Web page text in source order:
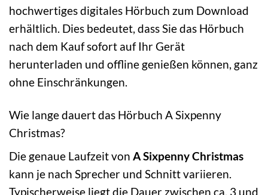
hochwertiges digitales Hörbuch zum Download
erhältlich. Dies bedeutet, dass Sie das Hörbuch
nach dem Kauf sofort auf Ihr Gerät
herunterladen und offline genießen können, ganz
ohne Einschränkungen.
Wie lange dauert das Hörbuch A Sixpenny
Christmas?
Die genaue Laufzeit von A Sixpenny Christmas
kann je nach Sprecher und Schnitt variieren.
Typischerweise liegt die Dauer zwischen ca. 3 und